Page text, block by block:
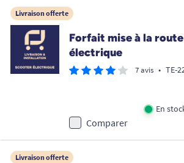
Livraison offerte
Forfait mise à la
électrique
7 avis • TE-
En
Comparer
Livraison offerte